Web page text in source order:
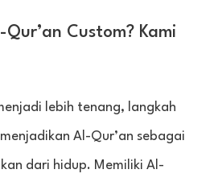
Custom? Kami
lebih tenang, langkah
Al-Qur’an sebagai
dari hidup. Memiliki Al-